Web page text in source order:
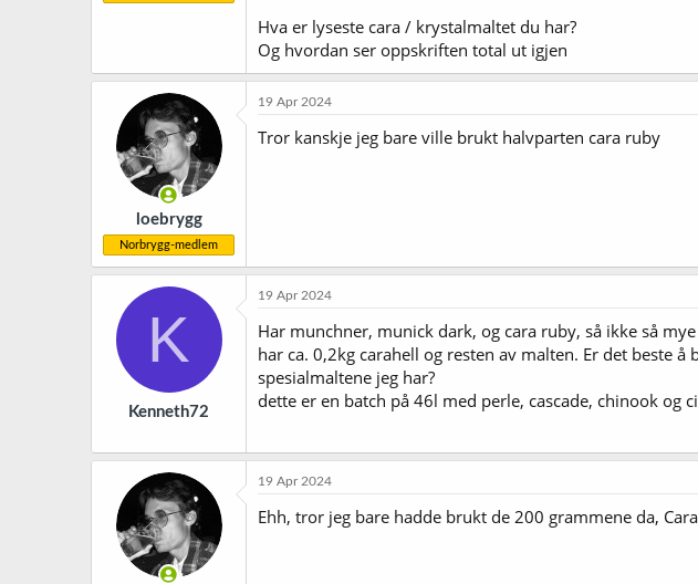
Hva er lyseste cara / krystalmaltet du har?
Og hvordan ser oppskriften total ut igjen
loebrygg
Norbrygg-medlem
19 Apr 2024
Tror kanskje jeg bare ville brukt halvparten cara ruby
K
Kenneth72
19 Apr 2024
Har munchner, munick dark, og cara ruby, så ikke så
har ca. 0,2kg carahell og resten av malten. Er det beste
spesialmaltene jeg har?
dette er en batch på 46l med perle, cascade, chinook og
19 Apr 2024
Ehh, tror jeg bare hadde brukt de 200 grammene da,